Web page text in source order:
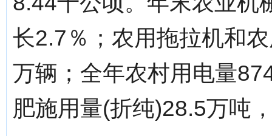
长2.7％；农用拖拉机和
万辆；全年农村用电量
肥施用量(折纯)28.5万吨